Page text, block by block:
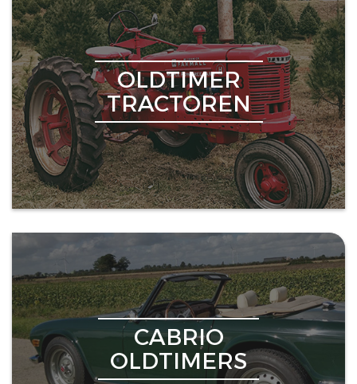
OLDTIMER
TRACTOREN
CABRIO
OLDTIMERS